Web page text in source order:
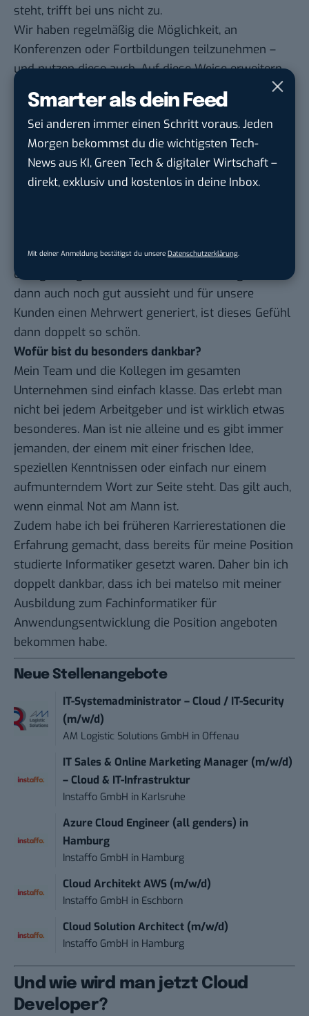
Smarter als dein Feed
Sei anderen immer einen Schritt voraus. Jeden
Morgen bekommst du die wichtigsten Tech-
News aus KI, Green Tech & digitaler Wirtschaft –
direkt, exklusiv und kostenlos in deine Inbox.
Mit deiner Anmeldung bestätigst du unsere Datenschutzerklärung
steht, trifft bei uns nicht zu.
Wir haben regelmäßig die Möglichkeit, an
Konferenzen oder Fortbildungen teilzunehmen –
und nutzen diese auch. Auf diese Weise erweitern
wir fortlaufend unser Wissen über die neusten
Technologien, die wir dann angepasst an unsere
konkreten Anwendungsfälle in unsere Lösungen
einbauen und sie so für unsere Kunden nutzbar
machen.
Spaß und Dankbarkeit im Beruf
zu unseren SaaS-Softwareprodukten, kreativ und
erfolgreich gelöst zu haben. Wenn das Ergebnis
dann auch noch gut aussieht und für unsere
Kunden einen Mehrwert generiert, ist dieses Gefühl
dann doppelt so schön.
Wofür bist du besonders dankbar?
Mein Team und die Kollegen im gesamten
Unternehmen sind einfach klasse. Das erlebt man
nicht bei jedem Arbeitgeber und ist wirklich etwas
besonderes. Man ist nie alleine und es gibt immer
jemanden, der einem mit einer frischen Idee,
speziellen Kenntnissen oder einfach nur einem
aufmunterndem Wort zur Seite steht. Das gilt auch,
wenn einmal Not am Mann ist.
Zudem habe ich bei früheren Karrierestationen die
Erfahrung gemacht, dass bereits für meine Position
studierte Informatiker gesetzt waren. Daher bin ich
doppelt dankbar, dass ich bei matelso mit meiner
Ausbildung zum Fachinformatiker für
Anwendungsentwicklung die Position angeboten
bekommen habe.
Neue Stellenangebote
IT-Systemadministrator – Cloud / IT-Security
(m/w/d)
AM Logistic Solutions GmbH in Offenau
IT Sales & Online Marketing Manager (m/w/d)
– Cloud & IT-Infrastruktur
Instaffo GmbH in Karlsruhe
Azure Cloud Engineer (all genders) in
Hamburg
Instaffo GmbH in Hamburg
Cloud Architekt AWS (m/w/d)
Instaffo GmbH in Eschborn
Cloud Solution Architect (m/w/d)
Instaffo GmbH in Hamburg
Und wie wird man jetzt Cloud
Developer?